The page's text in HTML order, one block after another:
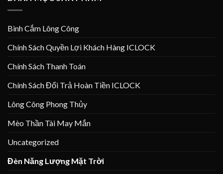
Bình Cắm Lông Công
Chính Sách Quyền Lợi Khách Hàng ICLOCK
Chính Sách Thanh Toán
Chính Sách Đổi Trả Hoàn Tiền ICLOCK
Lông Công Phong Thủy
Mèo Thần Tài May Mắn
Uncategorized
Đèn Năng Lượng Mặt Trời